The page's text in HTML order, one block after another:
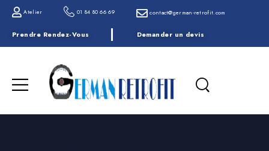
Atelier 01 84 80 66 69 contact@german-retrofit.com
Prendre Rendez-Vous Demander un devis